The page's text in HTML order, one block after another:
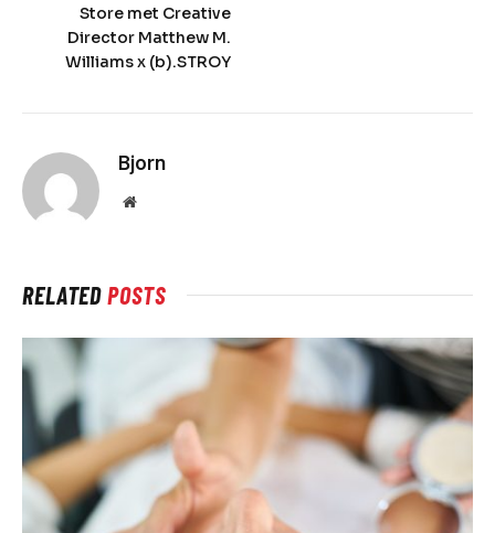
Store met Creative
Director Matthew M.
Williams x (b).STROY
Bjorn
Website
RELATEDPOSTS